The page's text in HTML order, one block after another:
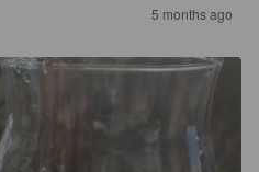
5 months ago